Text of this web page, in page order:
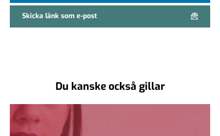
Skicka länk som e-post
Du kanske också gillar